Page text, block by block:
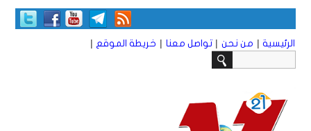
الرئيسية | من نحن | تواصل معنا | خريطة الموقع |